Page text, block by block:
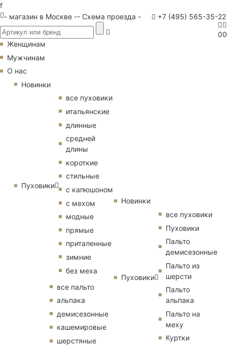
f
- магазин в Москве -- Схема проезда - +7 (495) 565-35-22
00
Женщинам
Мужчинам
О нас
Новинки
Пуховики
все пуховики
итальянские
длинные
средней
длины
короткие
стильные
с капюшоном
с мехом
модные
прямые
приталенные
зимние
без меха
все пальто
альпака
демисезонные
кашемировые
шерстяные
Новинки
Пуховики
все пуховики
Пуховики
Пальто
демисезонные
Пальто из
шерсти
Пальто
альпака
Пальто на
меху
Куртки